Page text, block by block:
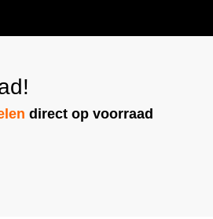
direct op voorraad